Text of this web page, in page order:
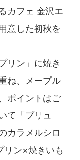
カフェ 金沢エ
意した初秋を
リン」に焼き
ね、メープル
ポイントはご
て「ブリュ
カラメルシロ
リン×焼きいも